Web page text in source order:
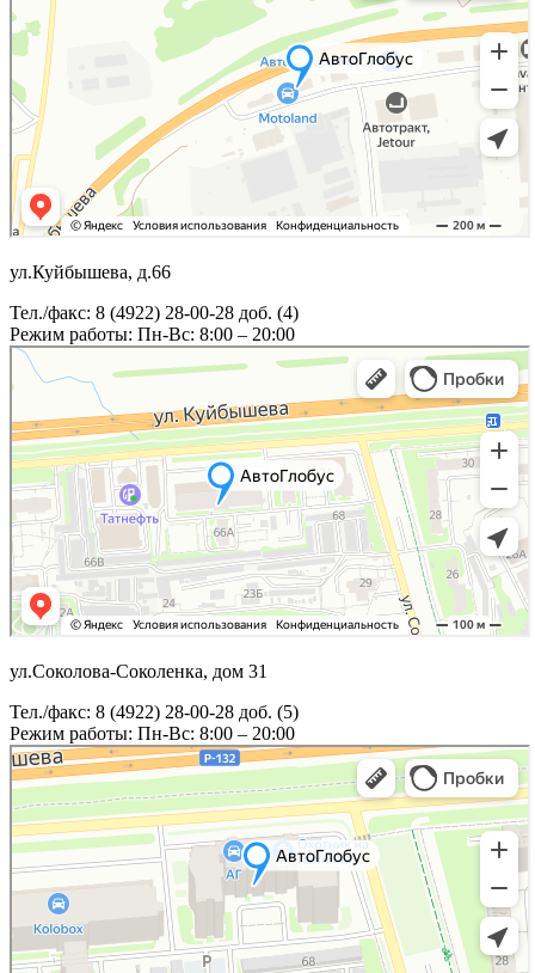
ул.Куйбышева, д.66
Тел./факс: 8 (4922) 28-00-28 доб. (4)
Режим работы: Пн-Вс: 8:00 – 20:00
ул.Соколова-Соколенка, дом 31
Тел./факс: 8 (4922) 28-00-28 доб. (5)
Режим работы: Пн-Вс: 8:00 – 20:00